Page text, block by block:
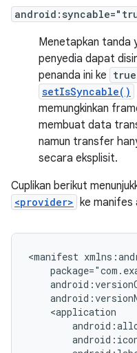
Menetapkan tanda
penyedia dapat
penanda ini ke true
setIsSyncable()
memungkinkan
membuat data
namun transfer
secara eksplisit.
Cuplikan berikut
<provider> ke manifes
<manifest